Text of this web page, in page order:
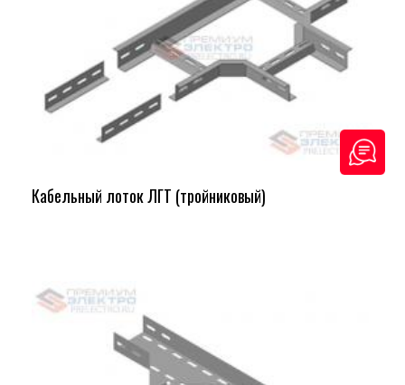
Кабельный лоток ЛГТ (тройниковый)